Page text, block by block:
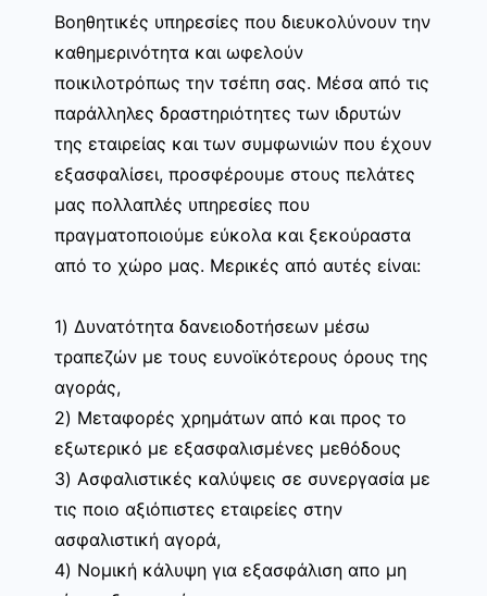
Βοηθητικές υπηρεσίες που διευκολύνουν την
καθημερινότητα και ωφελούν
ποικιλοτρόπως την τσέπη σας. Μέσα από τις
παράλληλες δραστηριότητες των ιδρυτών
της εταιρείας και των συμφωνιών που έχουν
εξασφαλίσει, προσφέρουμε στους πελάτες
μας πολλαπλές υπηρεσίες που
πραγματοποιούμε εύκολα και ξεκούραστα
από το χώρο μας. Μερικές από αυτές είναι:
1) Δυνατότητα δανειοδοτήσεων μέσω
τραπεζών με τους ευνοϊκότερους όρους της
αγοράς,
2) Μεταφορές χρημάτων από και προς το
εξωτερικό με εξασφαλισμένες μεθόδους
3) Ασφαλιστικές καλύψεις σε συνεργασία με
τις ποιο αξιόπιστες εταιρείες στην
ασφαλιστική αγορά,
4) Νομική κάλυψη για εξασφάλιση απο μη